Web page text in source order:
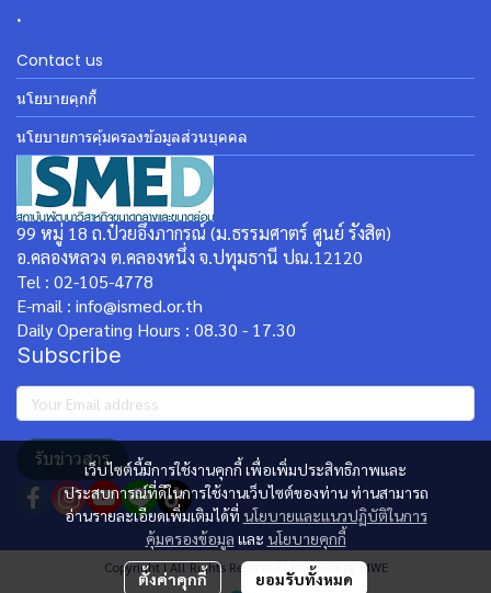
เว็บไซต์นี้มีการใช้งานคุกกี้ เพื่อเพิ่มประสิทธิภาพและ
ประสบการณ์ที่ดีในการใช้งานเว็บไซต์ของท่าน ท่านสามารถ
อ่านรายละเอียดเพิ่มเติมได้ที่ นโยบายและแนวปฏิบัติในการ
คุ้มครองข้อมูล และ นโยบายคุกกี้
ตั้งค่าคุกกี้ ยอมรับทั้งหมด
.
Contact us
นโยบายคุกกี้
นโยบายการคุ้มครองข้อมูลส่วนบุคคล
99 หมู่ 18 ถ.ป๋วยอึ๊งภากรณ์ (ม.ธรรมศาตร์ ศูนย์ รังสิต)
อ.คลองหลวง ต.คลองหนึ่ง จ.ปทุมธานี ปณ.12120
Tel : 02-105-4778
E-mail : info@ismed.or.th
Daily Operating Hours : 08.30 - 17.30
Subscribe
รับข่าวสาร
Copyright | All Rights Reserved | Powered by MWE